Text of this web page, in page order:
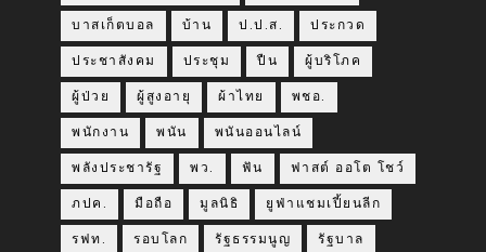
บาสเก็ตบอล บ้าน ป.ป.ส. ประกวด
ประชาสังคม ประชุม ปืน ผู้บริโภค
ผู้ป่วย ผู้สูงอายุ ผ้าไทย พชอ.
พนักงาน พนัน พนันออนไลน์
พลังประชารัฐ พว. ฟัน ฟาสต์ ออโต โชว์
ภปค. มือถือ มูลนิธิ ยูฟ่าแชมเปี้ยนลีก
รฟท. รอบโลก รัฐธรรมนูญ รัฐบาล